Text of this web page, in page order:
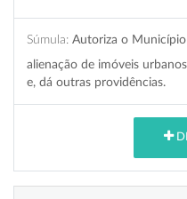
Súmula: Autoriza o Município
alienação de imóveis
e, dá outras providências.